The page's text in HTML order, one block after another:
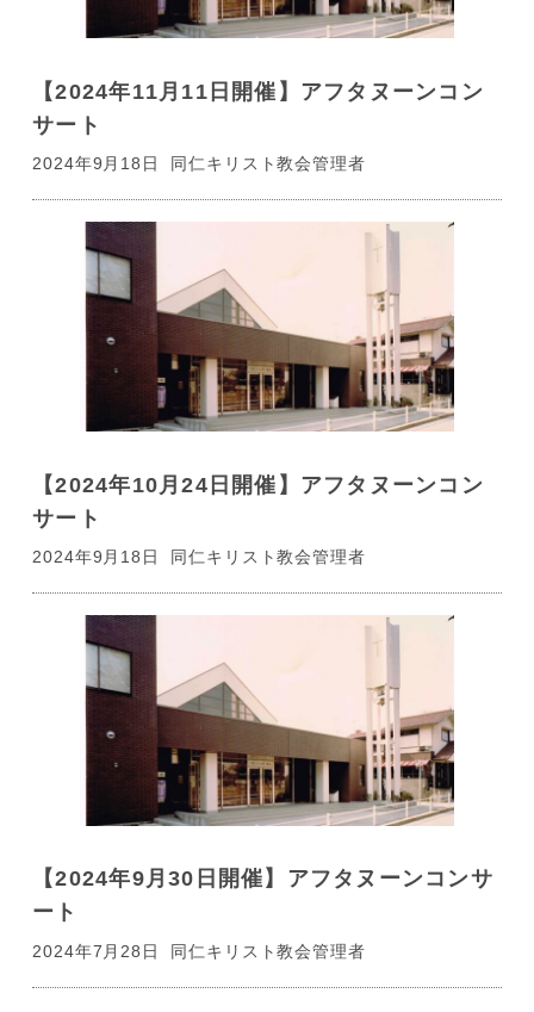
【2024年11月11日開催】アフタヌーンコン
サート
2024年9月18日 同仁キリスト教会管理者
【2024年10月24日開催】アフタヌーンコン
サート
2024年9月18日 同仁キリスト教会管理者
【2024年9月30日開催】アフタヌーンコンサ
ート
2024年7月28日 同仁キリスト教会管理者